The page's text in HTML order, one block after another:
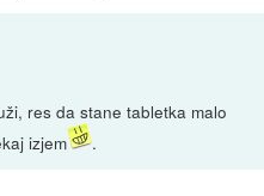
res da stane tabletka malo
izjem
.